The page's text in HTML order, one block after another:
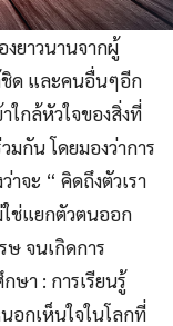
ยาวนานจากผู้
ชิด และคนอื่นๆอีก
ใกล้หัวใจของสิ่งที่
กัน โดยมองว่าการ
จะ “ คิดถึงตัวเรา
ใช่แยกตัวตนออก
ษ จนเกิดการ
ษา : การเรียนรู้
อกเห็นใจในโลกที่